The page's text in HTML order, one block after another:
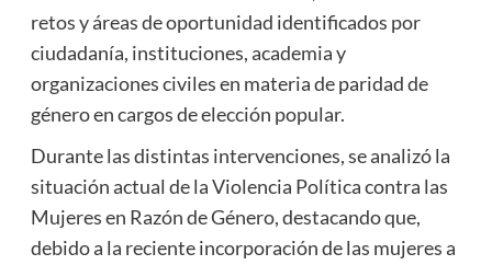
retos y áreas de oportunidad identificados por
ciudadanía, instituciones, academia y
organizaciones civiles en materia de paridad de
género en cargos de elección popular.
Durante las distintas intervenciones, se analizó la
situación actual de la Violencia Política contra las
Mujeres en Razón de Género, destacando que,
debido a la reciente incorporación de las mujeres a